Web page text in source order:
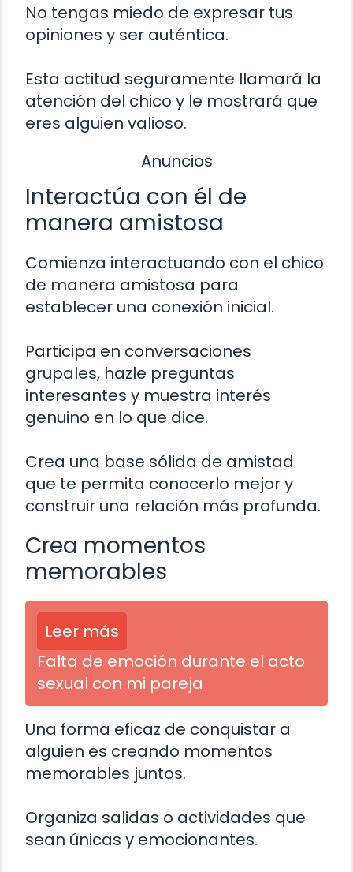
No tengas miedo de expresar tus
opiniones y ser auténtica.
Esta actitud seguramente llamará la
atención del chico y le mostrará que
eres alguien valioso.
Anuncios
Interactúa con él de
manera amistosa
Comienza interactuando con el chico
de manera amistosa para
establecer una conexión inicial.
Participa en conversaciones
grupales, hazle preguntas
interesantes y muestra interés
genuino en lo que dice.
Crea una base sólida de amistad
que te permita conocerlo mejor y
construir una relación más profunda.
Crea momentos
memorables
Leer más
Falta de emoción durante el acto
sexual con mi pareja
Una forma eficaz de conquistar a
alguien es creando momentos
memorables juntos.
Organiza salidas o actividades que
sean únicas y emocionantes.